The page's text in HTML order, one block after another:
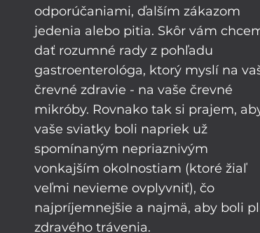
odporúčaniami, ďalším zákazom
jedenia alebo pitia. Skôr vám
dať rozumné rady z pohľadu
gastroenterológa, ktorý myslí na
črevné zdravie - na vaše črevné
mikróby. Rovnako tak si prajem,
vaše sviatky boli napriek už
spomínaným nepriaznivým
vonkajším okolnostiam (ktoré žiaľ
veľmi nevieme ovplyvniť), čo
najpríjemnejšie a najmä, aby boli
zdravého trávenia.